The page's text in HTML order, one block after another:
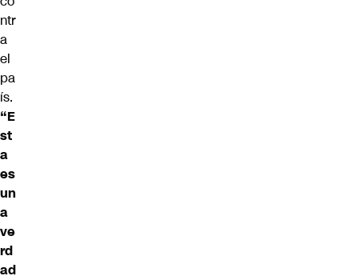
ntr
a
el
pa
ís.
“E
st
a
es
un
a
ve
rd
ad